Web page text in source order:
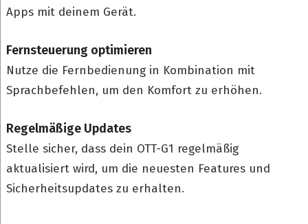
Apps mit deinem Gerät.
Fernsteuerung optimieren
Nutze die Fernbedienung in Kombination mit
Sprachbefehlen, um den Komfort zu erhöhen.
Regelmäßige Updates
Stelle sicher, dass dein OTT-G1 regelmäßig
aktualisiert wird, um die neuesten Features und
Sicherheitsupdates zu erhalten.